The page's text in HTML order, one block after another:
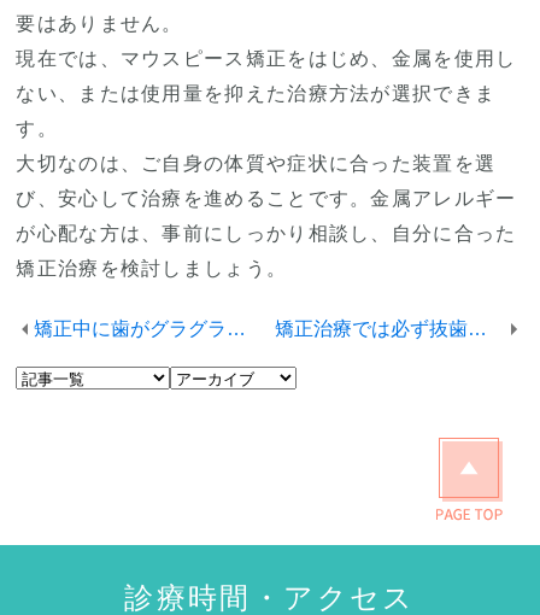
要はありません。
現在では、マウスピース矯正をはじめ、金属を使用し
ない、または使用量を抑えた治療方法が選択できま
す。
大切なのは、ご自身の体質や症状に合った装置を選
び、安心して治療を進めることです。金属アレルギー
が心配な方は、事前にしっかり相談し、自分に合った
矯正治療を検討しましょう。
矯正中に歯がグラグラする？心配な症状と受診の目安 矯正治療では必ず抜歯しなくてはいけないの？
診療時間・アクセス